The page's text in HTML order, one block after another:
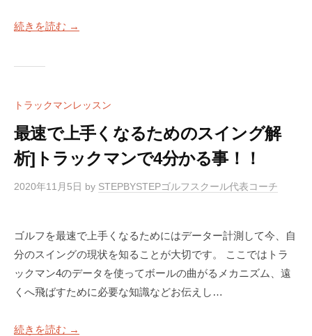
ク
ル
阪
続きを読む →
トラックマンレッスン
最速で上手くなるためのスイング解
析]トラックマンで4分かる事！！
2020年11月5日 by STEPBYSTEPゴルフスクール代表コーチ
ゴルフを最速で上手くなるためにはデーター計測して今、自
分のスイングの現状を知ることが大切です。 ここではトラ
ックマン4のデータを使ってボールの曲がるメカニズム、遠
くへ飛ばすために必要な知識などお伝えし…
続きを読む →